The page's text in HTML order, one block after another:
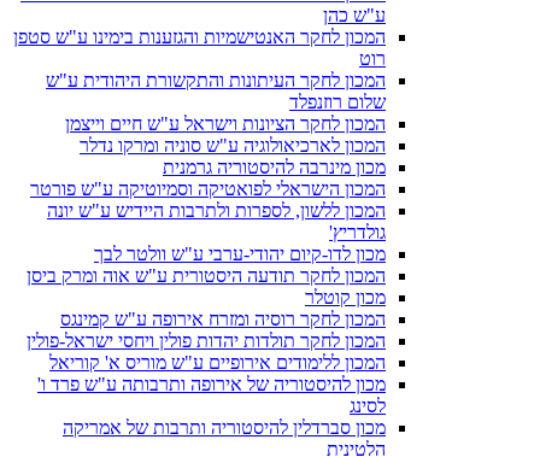
ע"ש כהן
המכון לחקר האנטישמיות והגזענות בימינו ע"ש סטפן
רוט
המכון לחקר העיתונות והתקשורת היהודית ע"ש
שלום רוזנפלד
המכון לחקר הציונות וישראל ע"ש חיים וייצמן
המכון לארכיאולוגיה ע"ש סוניה ומרקו נדלר
מכון מינרבה להיסטוריה גרמנית
המכון הישראלי לפואטיקה וסמיוטיקה ע"ש פורטר
המכון ללשון, לספרות ולתרבות היידיש ע"ש יונה
גולדריץ'
מכון לדו-קיום יהודי-ערבי ע"ש וולטר לבך
המכון לחקר תודעה היסטורית ע"ש אוה ומרק ביסן
מכון קוטלר
המכון לחקר רוסיה ומזרח אירופה ע"ש קמינגס
המכון לחקר תולדות יהדות פולין ויחסי ישראל-פולין
המכון ללימודים אירופיים ע"ש מוריס א' קוריאל
מכון להיסטוריה של אירופה ותרבותה ע"ש פרד ו'
לסינג
מכון סברדלין להיסטוריה ותרבות של אמריקה
הלטינית